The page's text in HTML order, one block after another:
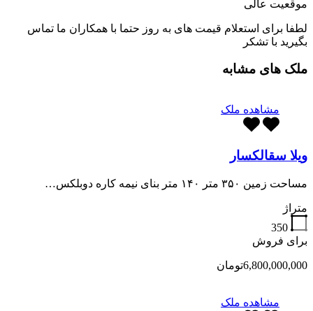
موقعیت عالی
لطفا برای استعلام قیمت های به روز حتما با همکاران ما تماس
بگیرید با تشکر
ملک های مشابه
مشاهده ملک
ویلا سقالکسار
مساحت زمین ۳۵۰ متر ۱۴۰ متر بنای نیمه کاره دوبلکس…
متراژ
350
برای فروش
6,800,000,000تومان
مشاهده ملک